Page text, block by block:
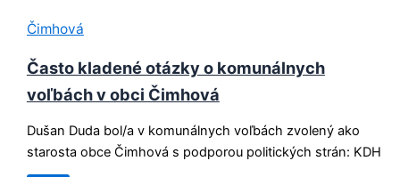
Čimhová
Často kladené otázky o komunálnych
voľbách v obci Čimhová
Dušan Duda bol/a v komunálnych voľbách zvolený ako
starosta obce Čimhová s podporou politických strán: KDH